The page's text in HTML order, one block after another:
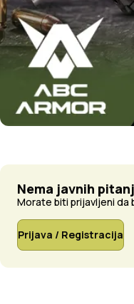
Nema javnih
Morate biti prijavljeni da
Prijava / Registracija